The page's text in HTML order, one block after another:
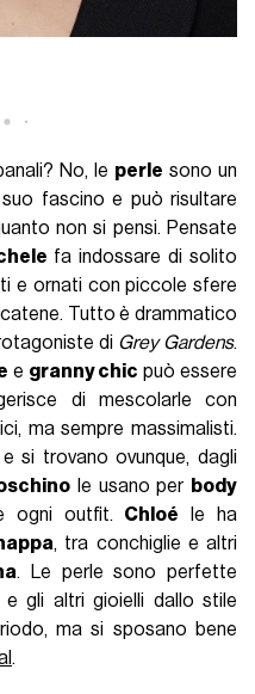
No, le perle sono un
fascino e può risultare
non si pensi. Pensate
fa indossare di solito
e ornati con piccole sfere
Tutto è drammatico
di Grey Gardens.
e granny chic può essere
di mescolarle con
ma sempre massimalisti.
si trovano ovunque, dagli
le usano per body
ogni outfit. Chloé le ha
, tra conchiglie e altri
. Le perle sono perfette
gli altri gioielli dallo stile
ma si sposano bene
.